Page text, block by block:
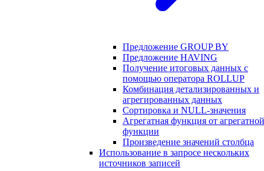
Предложение GROUP BY
Предложение HAVING
Получение итоговых данных с
помощью оператора ROLLUP
Комбинация детализированных и
агрегированных данных
Сортировка и NULL-значения
Агрегатная функция от агрегатной
функции
Произведение значений столбца
Использование в запросе нескольких
источников записей